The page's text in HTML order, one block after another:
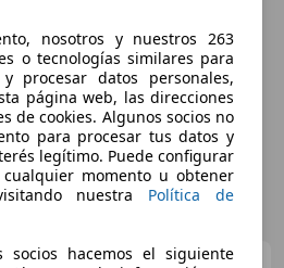
nosotros y nuestros 263
o tecnologías similares para
procesar datos personales,
página web, las direcciones
de cookies. Algunos socios no
para procesar tus datos y
legítimo. Puede configurar
momento u obtener
nuestra Política de
socios hacemos el siguiente